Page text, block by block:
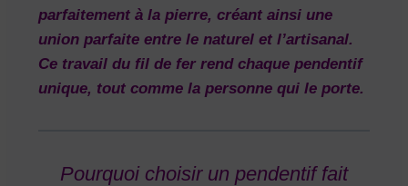
parfaitement à la pierre, créant ainsi une
union parfaite entre le naturel et l’artisanal.
Ce travail du fil de fer rend chaque pendentif
unique, tout comme la personne qui le porte.
Pourquoi choisir un pendentif fait